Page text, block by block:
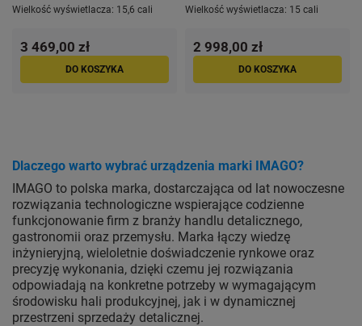
SSD
Wielkość wyświetlacza: 15,6 cali
3 469,00 zł
DO KOSZYKA
SSD
Wielkość wyświetlacza: 15 cali
2 998,00 zł
DO KOSZYKA
Dlaczego warto wybrać urządzenia marki IMAGO?
IMAGO to polska marka, dostarczająca od lat nowoczesne
rozwiązania technologiczne wspierające codzienne
funkcjonowanie firm z branży handlu detalicznego,
gastronomii oraz przemysłu. Marka łączy wiedzę
inżynieryjną, wieloletnie doświadczenie rynkowe oraz
precyzję wykonania, dzięki czemu jej rozwiązania
odpowiadają na konkretne potrzeby w wymagającym
środowisku hali produkcyjnej, jak i w dynamicznej
przestrzeni sprzedaży detalicznej.